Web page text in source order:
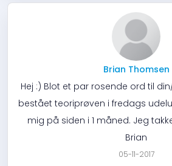
Brian Thomsen
Hej :) Blot et par rosende ord til
bestået teoriprøven i fredags
mig på siden i 1 måned. Jeg
Brian
05-11-2017